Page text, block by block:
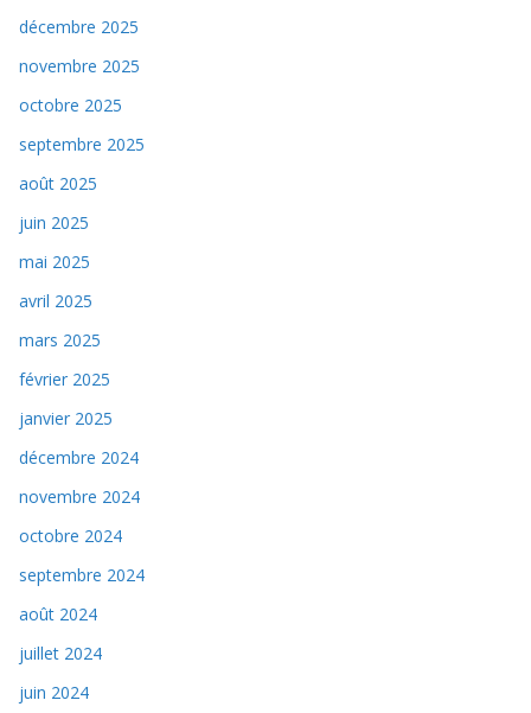
décembre 2025
novembre 2025
octobre 2025
septembre 2025
août 2025
juin 2025
mai 2025
avril 2025
mars 2025
février 2025
janvier 2025
décembre 2024
novembre 2024
octobre 2024
septembre 2024
août 2024
juillet 2024
juin 2024